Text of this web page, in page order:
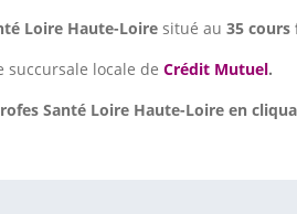
Loire Haute-Loire situé au 35 cours
succursale locale de Crédit Mutuel.
Santé Loire Haute-Loire en